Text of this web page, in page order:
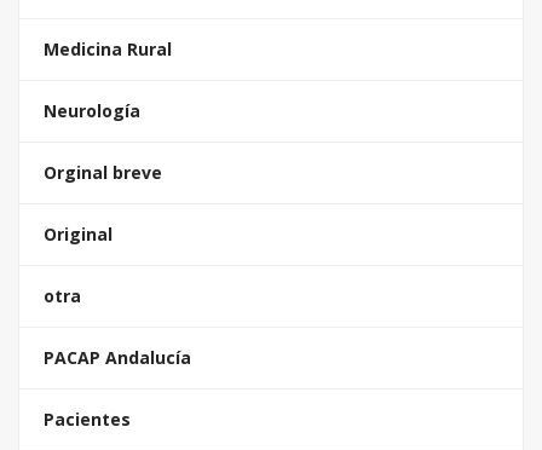
Medicina Rural
Neurología
Orginal breve
Original
otra
PACAP Andalucía
Pacientes